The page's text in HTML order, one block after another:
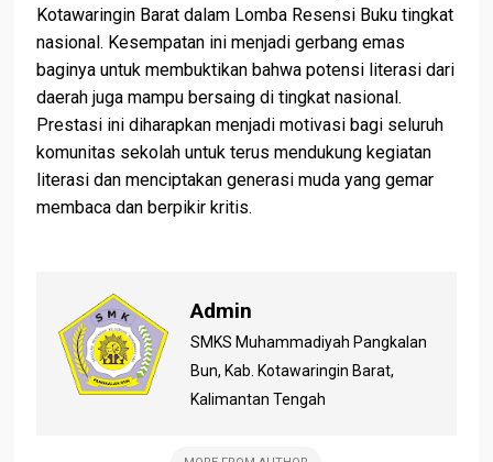
Kotawaringin Barat dalam Lomba Resensi Buku tingkat
nasional. Kesempatan ini menjadi gerbang emas
baginya untuk membuktikan bahwa potensi literasi dari
daerah juga mampu bersaing di tingkat nasional.
Prestasi ini diharapkan menjadi motivasi bagi seluruh
komunitas sekolah untuk terus mendukung kegiatan
literasi dan menciptakan generasi muda yang gemar
membaca dan berpikir kritis.
Admin
SMKS Muhammadiyah Pangkalan
Bun, Kab. Kotawaringin Barat,
Kalimantan Tengah